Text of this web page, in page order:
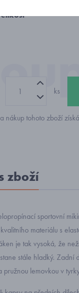
ks
nákup tohoto zboží
zboží
sportovní
materiálu s
je tak vysoká, že
stále hladký.
pružnou lemovkou v